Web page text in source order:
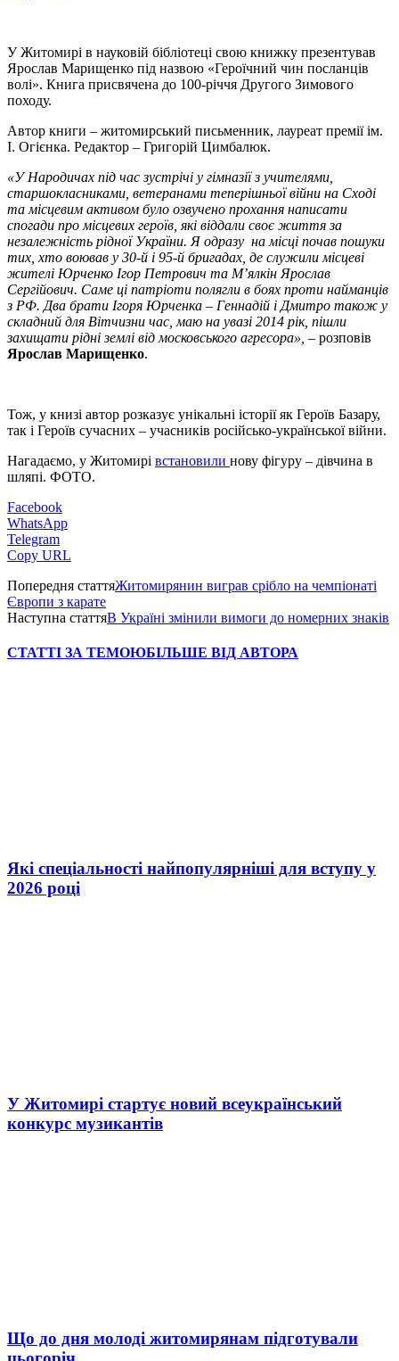
У Житомирі в науковій бібліотеці свою книжку презентував
Ярослав Марищенко під назвою «Героїчний чин посланців
волі». Книга присвячена до 100-річчя Другого Зимового
походу.
Автор книги – житомирський письменник, лауреат премії ім.
І. Огієнка. Редактор – Григорій Цимбалюк.
«У Народичах під час зустрічі у гімназії з учителями,
старшокласниками, ветеранами теперішньої війни на Сході
та місцевим активом було озвучено прохання написати
спогади про місцевих героїв, які віддали своє життя за
незалежність рідної України. Я одразу на місці почав пошуки
тих, хто воював у 30-й і 95-й бригадах, де служили місцеві
жителі Юрченко Ігор Петрович та М’ялкін Ярослав
Сергійович. Саме ці патріоти полягли в боях проти найманців
з РФ. Два брати Ігоря Юрченка – Геннадій і Дмитро також у
складний для Вітчизни час, маю на увазі 2014 рік, пішли
захищати рідні землі від московського агресора», – розповів
Ярослав Марищенко.
Тож, у книзі автор розказує унікальні історії як Героїв Базару,
так і Героїв сучасних – учасників російсько-української війни.
Нагадаємо, у Житомирі встановили нову фігуру – дівчина в
шляпі. ФОТО.
Facebook
WhatsApp
Telegram
Copy URL
Попередня статтяЖитомирянин виграв срібло на чемпіонаті
Європи з карате
Наступна статтяВ Україні змінили вимоги до номерних знаків
СТАТТІ ЗА ТЕМОЮБІЛЬШЕ ВІД АВТОРА
Які спеціальності найпопулярніші для вступу у
2026 році
У Житомирі стартує новий всеукраїнський
конкурс музикантів
Що до дня молоді житомирянам підготували